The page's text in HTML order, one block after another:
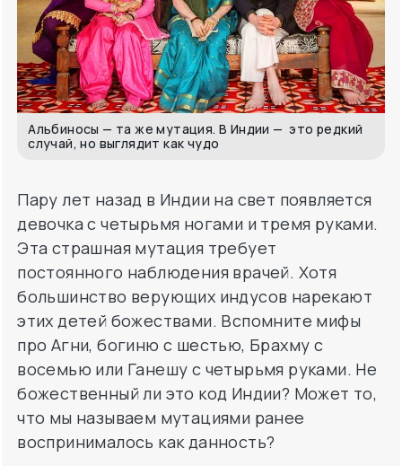
Альбиносы — та же мутация. В Индии — это редкий
случай, но выглядит как чудо
Пару лет назад в Индии на свет появляется
девочка с четырьмя ногами и тремя руками.
постоянного наблюдения врачей. Хотя
большинство верующих индусов нарекают
этих детей божествами. Вспомните мифы
про Агни, богиню с шестью, Брахму с
восемью или Ганешу с четырьмя руками. Не
божественный ли это код Индии? Может то,
что мы называем мутациями ранее
воспринималось как данность?